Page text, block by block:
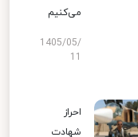
می‌کنیم
1405/05/
احراز
شهادت